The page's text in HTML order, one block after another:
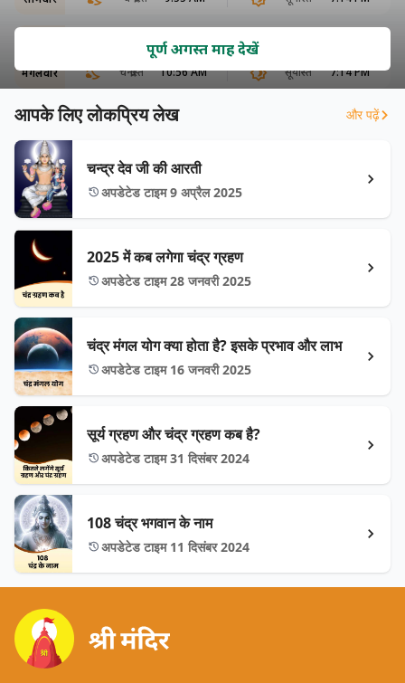
मंगलवार
10:20 PM
चन्द्रास्त
10:56 AM सूर्यास्त 7:14 PM
पूर्ण अगस्त माह देखें
आपके लिए लोकप्रिय लेख और पढ़ें
चन्द्र देव जी की आरती
अपडेटेड टाइम 9 अप्रैल 2025
2025 में कब लगेगा चंद्र ग्रहण
अपडेटेड टाइम 28 जनवरी 2025
चंद्र मंगल योग क्या होता है? इसके प्रभाव और लाभ
अपडेटेड टाइम 16 जनवरी 2025
सूर्य ग्रहण और चंद्र ग्रहण कब है?
अपडेटेड टाइम 31 दिसंबर 2024
108 चंद्र भगवान के नाम
अपडेटेड टाइम 11 दिसंबर 2024